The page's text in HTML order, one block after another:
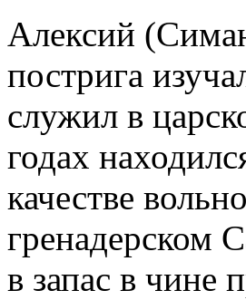
Алексий
пострига
служил в
годах
качестве
гренадерском
в запас в чине